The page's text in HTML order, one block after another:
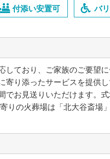
付添い安置可 バ
しており、ご家族のご要望
り添ったサービスを提供し
でお見送りいただけます。
りの火葬場は「北大谷斎場